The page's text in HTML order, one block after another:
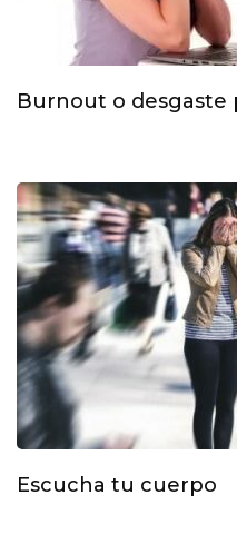
Burnout o desgaste
Escucha tu cuerpo